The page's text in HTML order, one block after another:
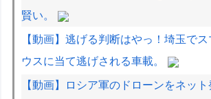
賢い。
【動画】逃げる判断はやっ！埼玉で
ウスに当て逃げされる車載。
【動画】ロシア軍のドローンをネッ